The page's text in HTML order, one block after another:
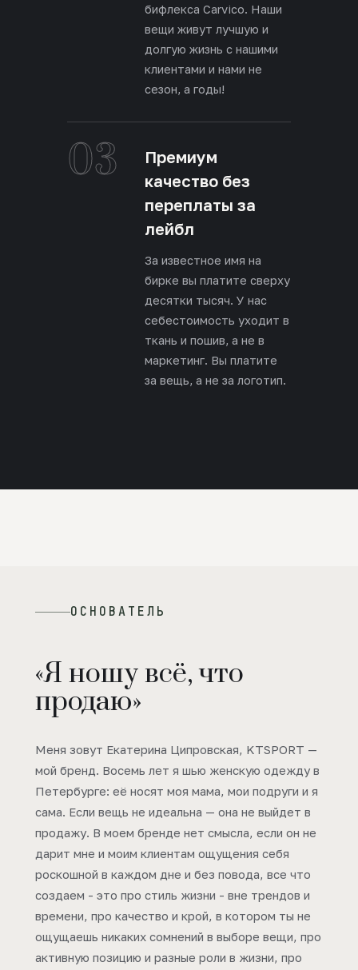
бифлекса Carvico. Наши
вещи живут лучшую и
долгую жизнь с нашими
клиентами и нами не
сезон, а годы!
03
Премиум
качество без
переплаты за
лейбл
За известное имя на
бирке вы платите сверху
десятки тысяч. У нас
себестоимость уходит в
ткань и пошив, а не в
маркетинг. Вы платите
за вещь, а не за логотип.
ОСНОВАТЕЛЬ
«Я ношу всё, что
продаю»
Меня зовут Екатерина Ципровская, KTSPORT —
мой бренд. Восемь лет я шью женскую одежду в
Петербурге: её носят моя мама, мои подруги и я
сама. Если вещь не идеальна — она не выйдет в
продажу. В моем бренде нет смысла, если он не
дарит мне и моим клиентам ощущения себя
роскошной в каждом дне и без повода, все что
создаем - это про стиль жизни - вне трендов и
времени, про качество и крой, в котором ты не
ощущаешь никаких сомнений в выборе вещи, про
активную позицию и разные роли в жизни, про